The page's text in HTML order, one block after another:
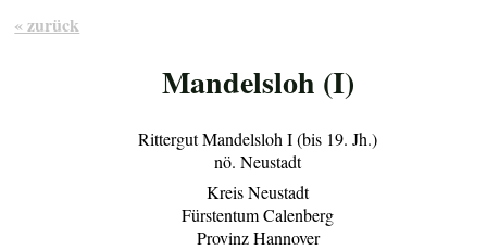
« zurück
Mandelsloh (I)
Rittergut Mandelsloh I (bis 19. Jh.)
nö. Neustadt
Kreis Neustadt
Fürstentum Calenberg
Provinz Hannover